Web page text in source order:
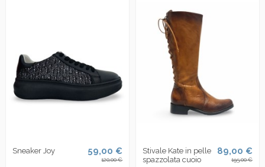
Sneaker Joy 59,00 €
120,00 €
Stivale Kate in pelle
spazzolata cuoio
89,00 €
195,00 €